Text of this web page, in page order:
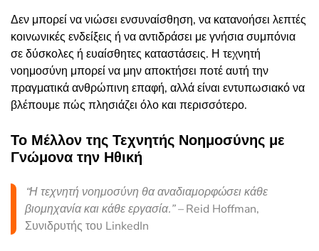
Δεν μπορεί να νιώσει ενσυναίσθηση, να κατανοήσει λεπτές
κοινωνικές ενδείξεις ή να αντιδράσει με γνήσια συμπόνια
σε δύσκολες ή ευαίσθητες καταστάσεις. Η τεχνητή
νοημοσύνη μπορεί να μην αποκτήσει ποτέ αυτή την
πραγματικά ανθρώπινη επαφή, αλλά είναι εντυπωσιακό να
βλέπουμε πώς πλησιάζει όλο και περισσότερο.
Το Μέλλον της Τεχνητής Νοημοσύνης με
Γνώμονα την Ηθική
“Η τεχνητή νοημοσύνη θα αναδιαμορφώσει κάθε
βιομηχανία και κάθε εργασία.” –Reid Hoffman,
Συνιδρυτής του LinkedIn